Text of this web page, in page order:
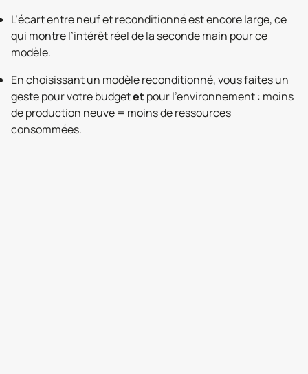
L’écart entre neuf et reconditionné est encore large, ce
qui montre l’intérêt réel de la seconde main pour ce
modèle.
En choisissant un modèle reconditionné, vous faites un
geste pour votre budgetetpour l’environnement : moins
de production neuve = moins de ressources
consommées.